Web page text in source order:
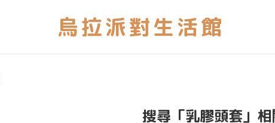
搜尋「乳膠頭套」